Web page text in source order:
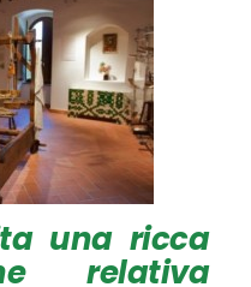
una ricca
relativa